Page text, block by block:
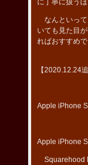
なんといって
いても見た目
ればおすすめ
【2020.12.24追
Apple iPhone
Apple iPhone
Squarehood